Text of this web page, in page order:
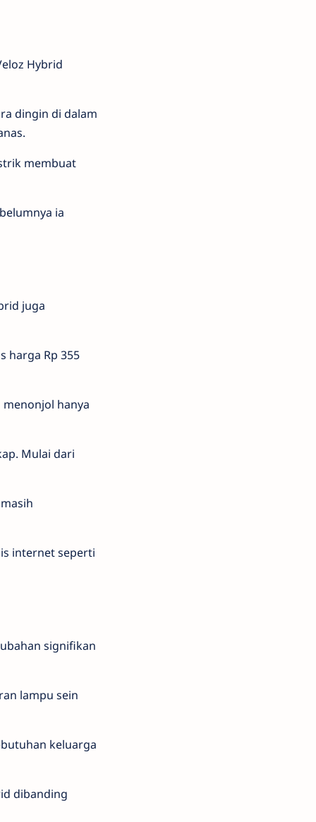
Hybrid
dingin di dalam
membuat
ia
juga
harga Rp 355
hanya
Mulai dari
internet seperti
signifikan
lampu sein
keluarga
dibanding